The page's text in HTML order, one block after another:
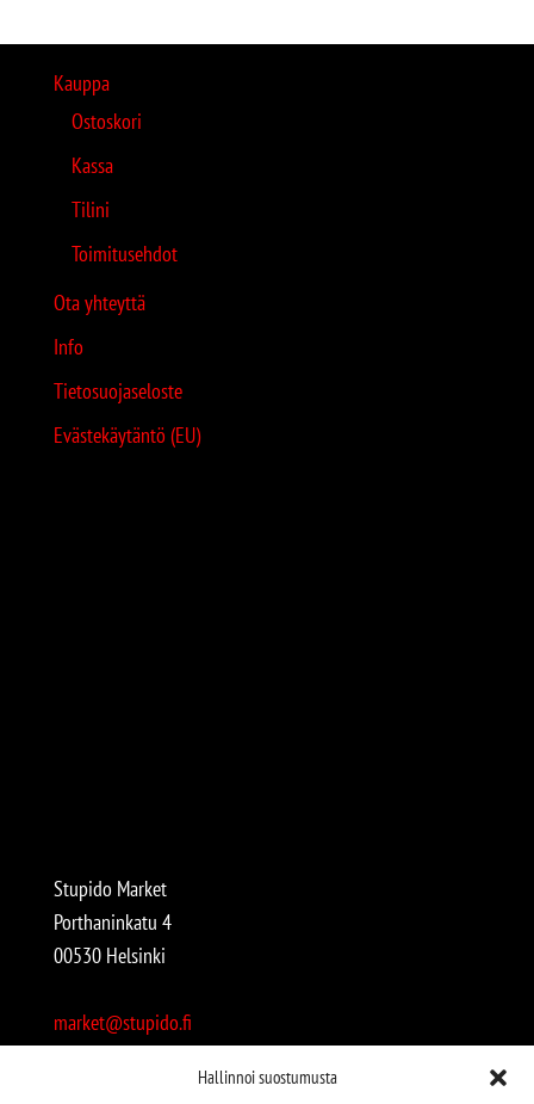
Hallinnoi suostumusta
Kauppa
Ostoskori
Kassa
Tilini
Toimitusehdot
Ota yhteyttä
Info
Tietosuojaseloste
Evästekäytäntö (EU)
Stupido Market
Porthaninkatu 4
00530 Helsinki
market@stupido.fi